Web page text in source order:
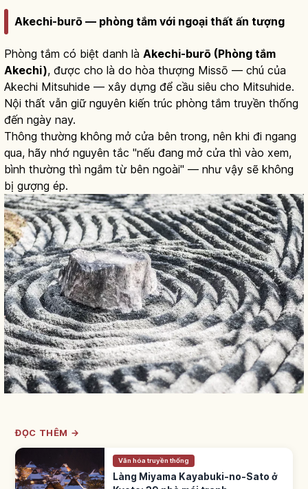
Akechi-burō — phòng tắm với ngoại thất ấn tượng
Phòng tắm có biệt danh là Akechi-burō (Phòng tắm
Akechi), được cho là do hòa thượng Missō — chú của
Akechi Mitsuhide — xây dựng để cầu siêu cho Mitsuhide.
Nội thất vẫn giữ nguyên kiến trúc phòng tắm truyền thống
đến ngày nay.
Thông thường không mở cửa bên trong, nên khi đi ngang
qua, hãy nhớ nguyên tắc "nếu đang mở cửa thì vào xem,
bình thường thì ngắm từ bên ngoài" — như vậy sẽ không
bị gượng ép.
ĐỌC THÊM →
Văn hóa truyền thống
Làng Miyama Kayabuki-no-Sato ở